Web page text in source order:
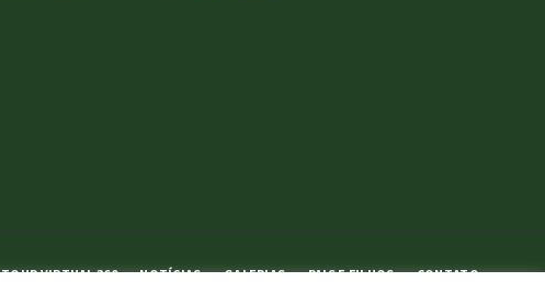
TOUR VIRTUAL 360 NOTÍCIAS GALERIAS PAIS E FILHOS CONTATO